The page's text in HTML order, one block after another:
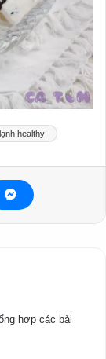
healthy
hợp các bài